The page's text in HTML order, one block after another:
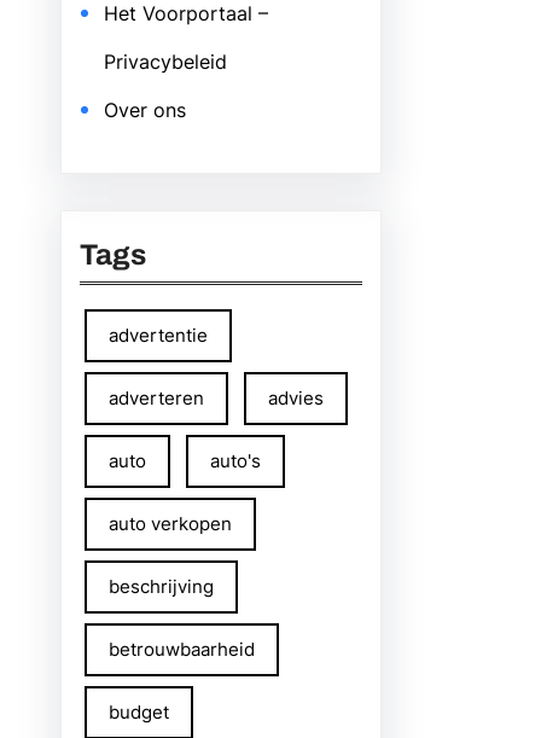
Het Voorportaal –
Privacybeleid
Over ons
Tags
advertentie
adverteren advies
auto auto's
auto verkopen
beschrijving
betrouwbaarheid
budget